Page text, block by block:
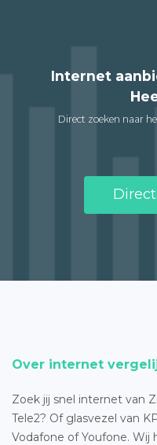
Internet
Direct zoeken naar
Over internet
Zoek jij snel internet van
Tele2? Of glasvezel van
Vodafone of Youfone.